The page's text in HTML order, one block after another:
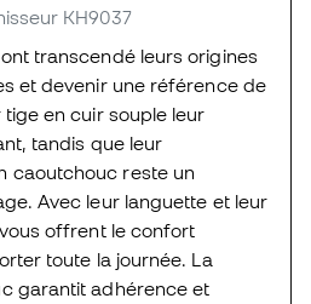
KH9037
transcendé leurs origines
et devenir une référence de
en cuir souple leur
tandis que leur
caoutchouc reste un
Avec leur languette et leur
offrent le confort
toute la journée. La
garantit adhérence et